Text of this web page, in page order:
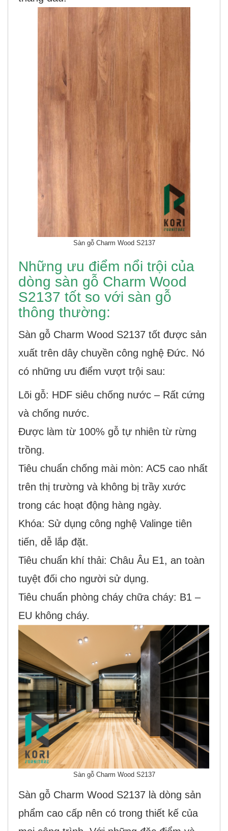
Sàn gỗ Charm Wood S2137
Những ưu điểm nổi trội của
dòng sàn gỗ Charm Wood
S2137 tốt so với sàn gỗ
thông thường:
Sàn gỗ Charm Wood S2137 tốt được sản
xuất trên dây chuyền công nghệ Đức. Nó
có những ưu điểm vượt trội sau:
Lõi gỗ: HDF siêu chống nước – Rất cứng
và chống nước.
Được làm từ 100% gỗ tự nhiên từ rừng
trồng.
Tiêu chuẩn chống mài mòn: AC5 cao nhất
trên thị trường và không bị trầy xước
trong các hoạt động hàng ngày.
Khóa: Sử dụng công nghệ Valinge tiên
tiến, dễ lắp đặt.
Tiêu chuẩn khí thải: Châu Âu E1, an toàn
tuyệt đối cho người sử dụng.
Tiêu chuẩn phòng cháy chữa cháy: B1 –
EU không cháy.
Sàn gỗ Charm Wood S2137
Sàn gỗ Charm Wood S2137 là dòng sản
phẩm cao cấp nên có trong thiết kế của